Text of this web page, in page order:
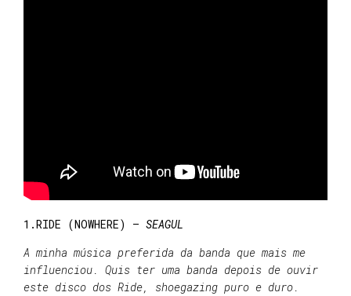
1.RIDE (NOWHERE) – SEAGUL
A minha música preferida da banda que mais me
influenciou. Quis ter uma banda depois de ouvir
este disco dos Ride, shoegazing puro e duro.